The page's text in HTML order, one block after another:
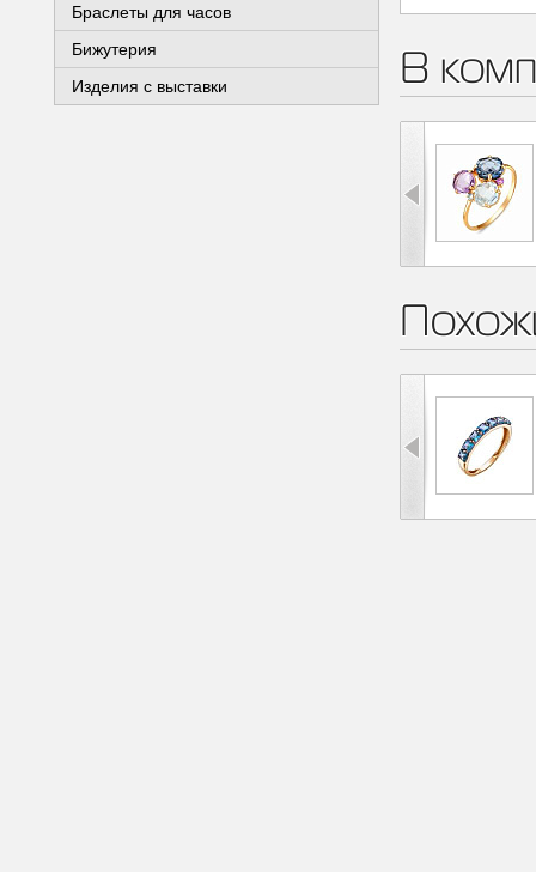
Браслеты для часов
Бижутерия
Изделия с выставки
В